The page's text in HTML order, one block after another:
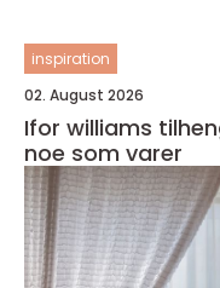
inspiration
02. August 2026
Ifor williams tilhengeren for deg som trenger
noe som varer